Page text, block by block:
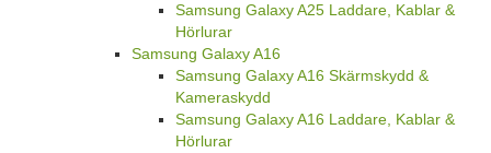
Samsung Galaxy A25 Laddare, Kablar &
Hörlurar
Samsung Galaxy A16
Samsung Galaxy A16 Skärmskydd &
Kameraskydd
Samsung Galaxy A16 Laddare, Kablar &
Hörlurar